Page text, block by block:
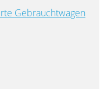
Gebrauchtwagen